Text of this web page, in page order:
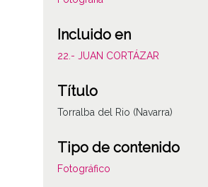
Incluido en
22.- JUAN CORTÁZAR
Título
Torralba del Rio (Navarra)
Tipo de contenido
Fotográfico